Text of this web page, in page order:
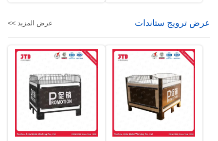
عرض ترويج ستاندات عرض المزيد >>